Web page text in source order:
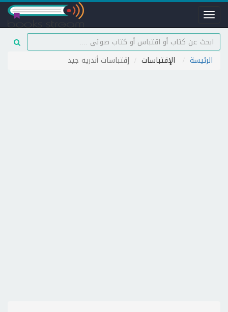
Toggle
navigation
الرئيسة الإقتباسات إقتباسات أندريه جيد